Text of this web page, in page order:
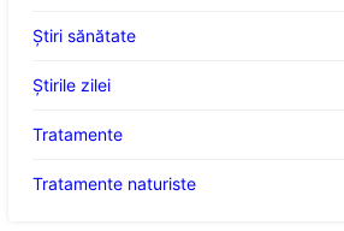
Ştiri sănătate
Știrile zilei
Tratamente
Tratamente naturiste